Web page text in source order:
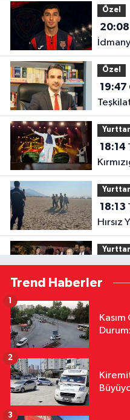
Özel
20:08
Özel
19:47
18:14
18:13
Hırsız
18:12Bakan Şimşek, Gercüş'te
Toplu
18:12 Sivas'ta Buğday Tarlasında
18:11Çalıntı Araçla 10 Kilometre
Trend Haberler
1
2
3